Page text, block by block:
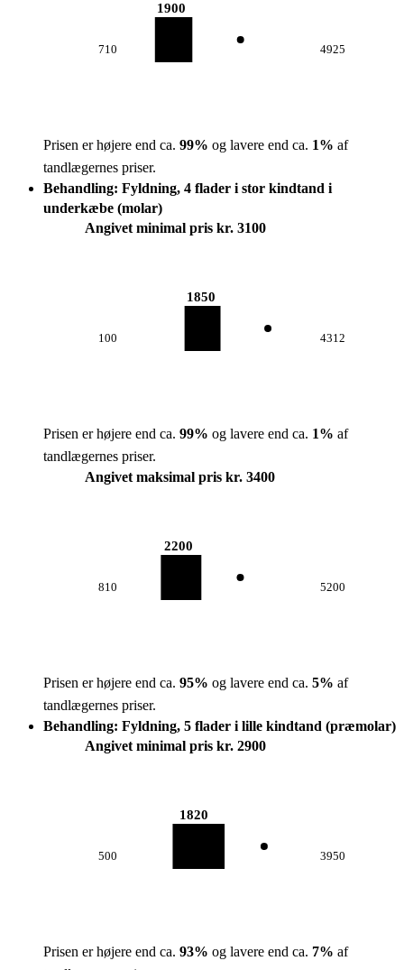
710
1900
4925
Prisen er højere end ca. 99% og lavere end ca. 1% af
tandlægernes priser.
Behandling: Fyldning, 4 flader i stor kindtand i
underkæbe (molar)
Angivet minimal pris kr. 3100
100
1850
4312
Prisen er højere end ca. 99% og lavere end ca. 1% af
tandlægernes priser.
Angivet maksimal pris kr. 3400
810
2200
5200
Prisen er højere end ca. 95% og lavere end ca. 5% af
tandlægernes priser.
Behandling: Fyldning, 5 flader i lille kindtand (præmolar)
Angivet minimal pris kr. 2900
500
1820
3950
Prisen er højere end ca. 93% og lavere end ca. 7% af